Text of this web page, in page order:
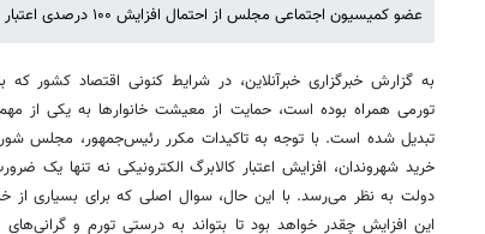
عضو کمیسیون اجتماعی مجلس از احتمال افزایش ۱۰۰ درصدی اعتبار کالابرگ خبر داد.
به گزارش خبرگزاری خبرآنلاین، در شرایط کنونی اقتصاد کشور
تورمی همراه بوده است، حمایت از معیشت خانوارها به یکی از
تبدیل شده است. با توجه به تاکیدات مکرر رئیس‌جمهور، مجلس
خرید شهروندان، افزایش اعتبار کالابرگ الکترونیکی نه تنها یک
دولت به نظر می‌رسد. با این حال، سوال اصلی که برای بسیاری از
این افزایش چقدر خواهد بود تا بتواند به درستی تورم و